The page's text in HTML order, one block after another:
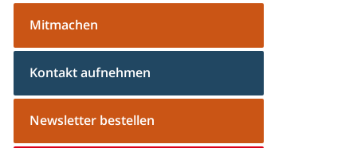
Mitmachen
Kontakt aufnehmen
Newsletter bestellen